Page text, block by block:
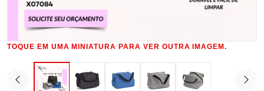
TOQUE EM UMA MINIATURA PARA VER OUTRA IMAGEM.